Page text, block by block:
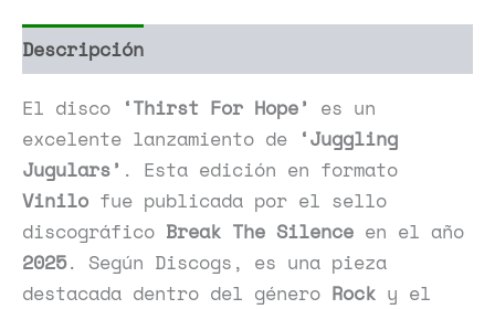
Descripción
El disco ‘Thirst For Hope’ es un
excelente lanzamiento de ‘Juggling
Jugulars’ . Esta edición en formato
Vinilo fue publicada por el sello
discográfico Break The Silence en el año
2025. Según Discogs, es una pieza
destacada dentro del género Rock y el